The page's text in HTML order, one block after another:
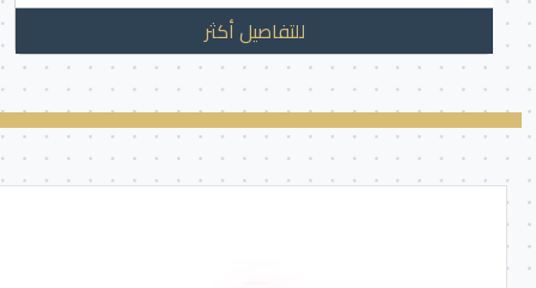
للتفاصيل أكثر